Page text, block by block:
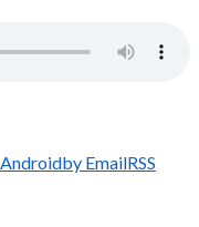
Androidby EmailRSS